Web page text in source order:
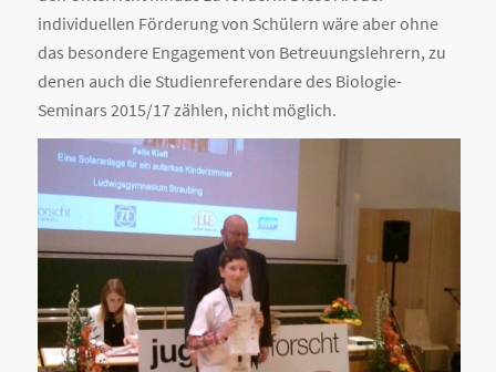
individuellen Förderung von Schülern wäre aber ohne
das besondere Engagement von Betreuungslehrern, zu
denen auch die Studienreferendare des Biologie-
Seminars 2015/17 zählen, nicht möglich.